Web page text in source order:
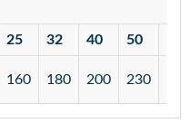
25 32 40 50
160 180 200 230